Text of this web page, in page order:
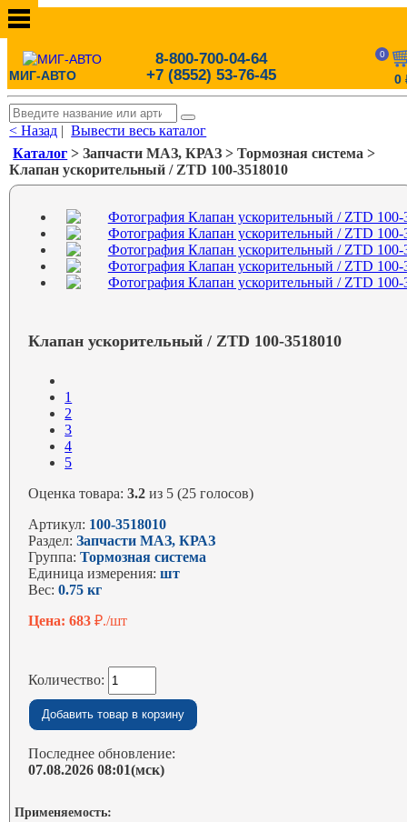
МИГ-АВТО
8-800-700-04-64
+7 (8552) 53-76-45
0
0
< Назад |Вывести весь каталог
Каталог > Запчасти МАЗ, КРАЗ > Тормозная система >
Клапан ускорительный / ZTD 100-3518010
Клапан ускорительный / ZTD 100-3518010
1
2
3
4
5
Оценка товара:3.2 из 5 (25 голосов)
Артикул: 100-3518010
Раздел:Запчасти МАЗ, КРАЗ
Группа:Тормозная система
Единица измерения:шт
Вес:0.75 кг
Цена: 683₽./шт
Количество:
Последнее обновление:
07.08.2026 08:01(мск)
Применяемость: